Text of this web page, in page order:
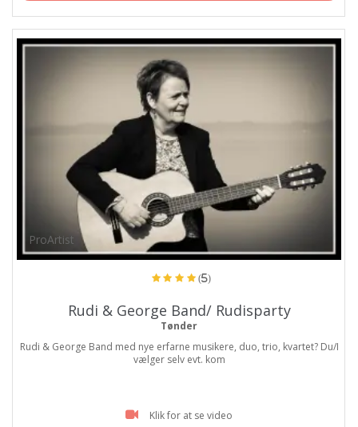
ProArtist
(5)
Rudi & George Band/ Rudisparty
Tønder
Rudi & George Band med nye erfarne musikere, duo, trio, kvartet? Du/I
vælger selv evt. kom
Klik for at se video